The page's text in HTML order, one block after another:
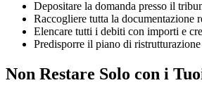
Depositare la domanda presso il
Raccogliere tutta la documentazione
Elencare tutti i debiti con importi e
Predisporre il piano di ristrutturazione
Non Restare Solo con i